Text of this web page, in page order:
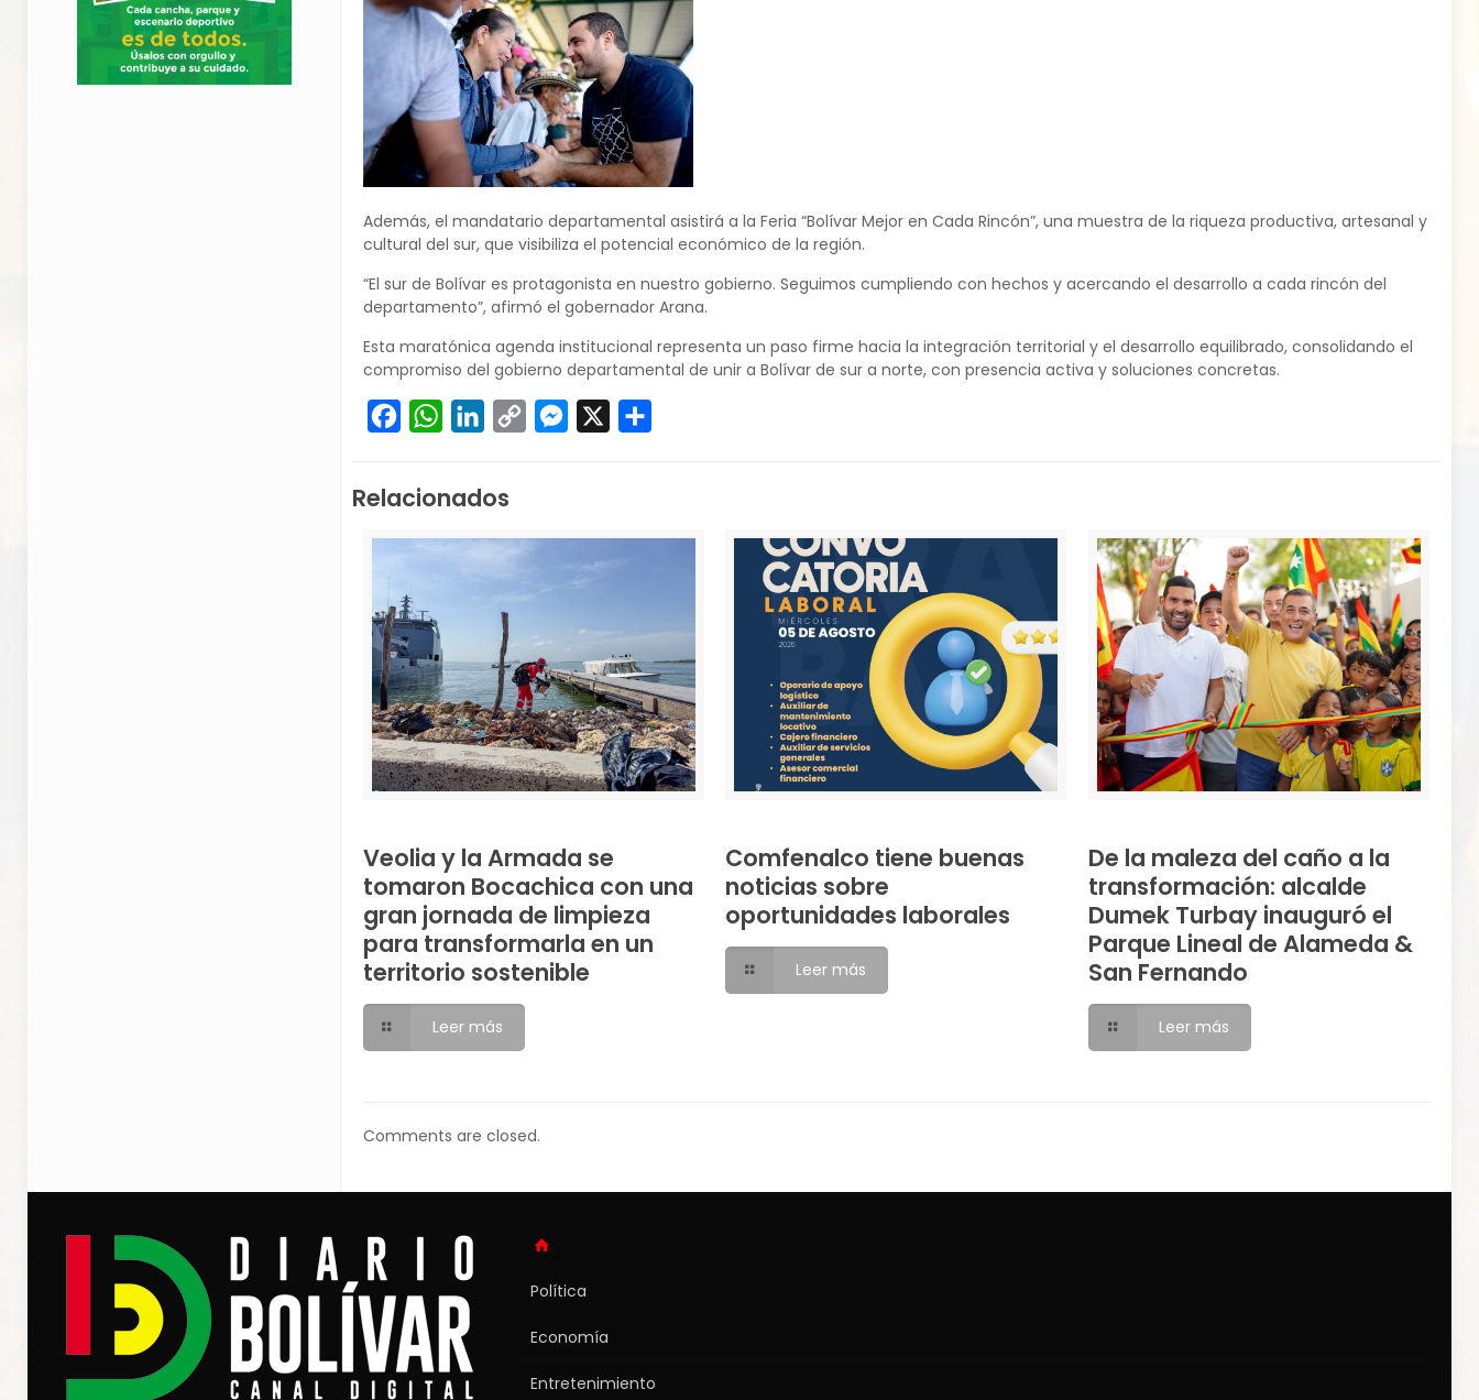
Además, el mandatario departamental asistirá a la Feria “Bolívar Mejor en Cada Rincón”, una muestra de la riqueza productiva, artesanal y
cultural del sur, que visibiliza el potencial económico de la región.
“El sur de Bolívar es protagonista en nuestro gobierno. Seguimos cumpliendo con hechos y acercando el desarrollo a cada rincón del
departamento”, afirmó el gobernador Arana.
Esta maratónica agenda institucional representa un paso firme hacia la integración territorial y el desarrollo equilibrado, consolidando el
compromiso del gobierno departamental de unir a Bolívar de sur a norte, con presencia activa y soluciones concretas.
FacebookWhatsAppLinkedIn
Copy
Messenger
Relacionados
Veolia y la Armada se
tomaron Bocachica con una
gran jornada de limpieza
para transformarla en un
territorio sostenible
Leer más
Comfenalco tiene buenas
noticias sobre
oportunidades laborales
Leer más
De la maleza del caño a la
transformación: alcalde
Dumek Turbay inauguró el
Parque Lineal de Alameda &
San Fernando
Leer más
Comments are closed.
Política
Economía
Entretenimiento